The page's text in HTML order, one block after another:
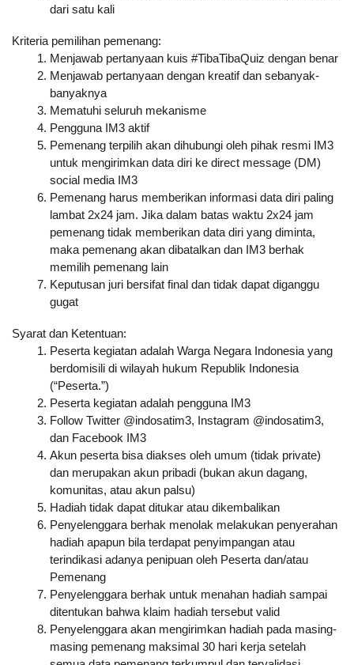
dari satu kali
Kriteria pemilihan pemenang:
Menjawab pertanyaan kuis #TibaTibaQuiz dengan benar
Menjawab pertanyaan dengan kreatif dan sebanyak-
banyaknya
Mematuhi seluruh mekanisme
Pengguna IM3 aktif
Pemenang terpilih akan dihubungi oleh pihak resmi IM3
untuk mengirimkan data diri ke direct message (DM)
social media IM3
Pemenang harus memberikan informasi data diri paling
lambat 2x24 jam. Jika dalam batas waktu 2x24 jam
pemenang tidak memberikan data diri yang diminta,
maka pemenang akan dibatalkan dan IM3 berhak
memilih pemenang lain
Keputusan juri bersifat final dan tidak dapat diganggu
gugat
Syarat dan Ketentuan:
Peserta kegiatan adalah Warga Negara Indonesia yang
berdomisili di wilayah hukum Republik Indonesia
(“Peserta.”)
Peserta kegiatan adalah pengguna IM3
Follow Twitter @indosatim3, Instagram @indosatim3,
dan Facebook IM3
Akun peserta bisa diakses oleh umum (tidak private)
dan merupakan akun pribadi (bukan akun dagang,
komunitas, atau akun palsu)
Hadiah tidak dapat ditukar atau dikembalikan
Penyelenggara berhak menolak melakukan penyerahan
hadiah apapun bila terdapat penyimpangan atau
terindikasi adanya penipuan oleh Peserta dan/atau
Pemenang
Penyelenggara berhak untuk menahan hadiah sampai
ditentukan bahwa klaim hadiah tersebut valid
Penyelenggara akan mengirimkan hadiah pada masing-
masing pemenang maksimal 30 hari kerja setelah